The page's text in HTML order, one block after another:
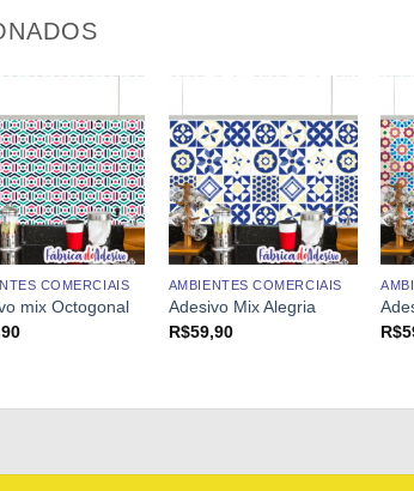
COMERCIAIS
mix Octogonal
AMBIENTES COMERCIAIS
Adesivo Mix Alegria
R$59,90
R$